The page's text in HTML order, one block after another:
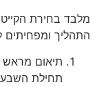
מלבד בחירת
התהליך ומפחיתים
תיאום מראש
תחילת